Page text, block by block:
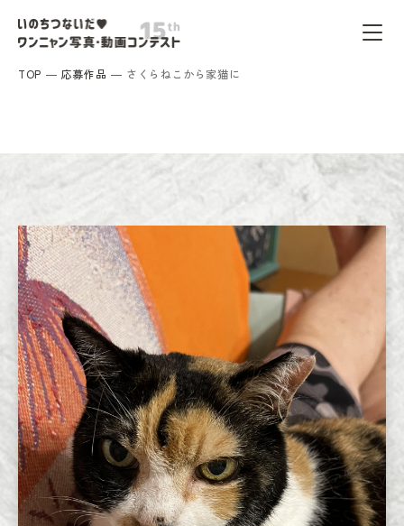
TOP 応募作品 さくらねこから家猫に